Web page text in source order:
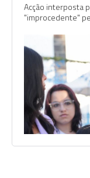
Acção interposta
"improcedente"